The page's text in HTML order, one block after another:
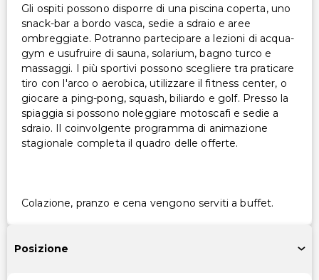
Gli ospiti possono disporre di una piscina coperta, uno
snack-bar a bordo vasca, sedie a sdraio e aree
ombreggiate. Potranno partecipare a lezioni di acqua-
gym e usufruire di sauna, solarium, bagno turco e
massaggi. I più sportivi possono scegliere tra praticare
tiro con l'arco o aerobica, utilizzare il fitness center, o
giocare a ping-pong, squash, biliardo e golf. Presso la
spiaggia si possono noleggiare motoscafi e sedie a
sdraio. Il coinvolgente programma di animazione
stagionale completa il quadro delle offerte.
Colazione, pranzo e cena vengono serviti a buffet.
Posizione